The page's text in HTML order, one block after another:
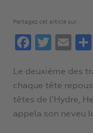
Partagez cet article sur :
FacebookTwitterEmail
Le deuxième des
chaque tête
têtes de l’Hydre,
appela son neveu